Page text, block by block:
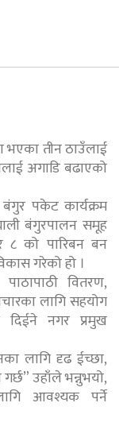
तीन ठाउँलाई
अगाडि बढाएको
पकेट कार्यक्रम
बंगुरपालन समूह
८ को पारिबन बन
गरेको हो ।
वितरण,
लागि सहयोग
दिईने नगर प्रमुख
लागि दृढ ईच्छा,
उहाँले भन्नुभयो,
आवश्यक पर्ने